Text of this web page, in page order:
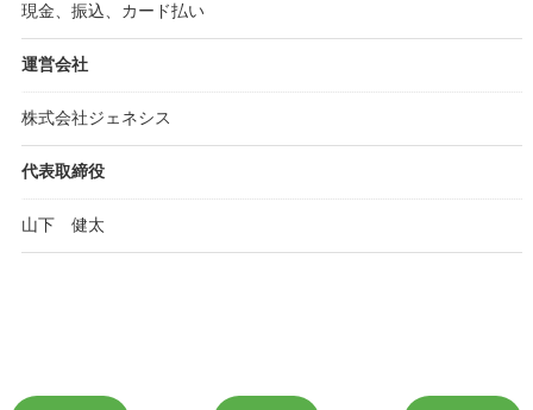
現金、振込、カード払い
運営会社
株式会社ジェネシス
代表取締役
山下 健太